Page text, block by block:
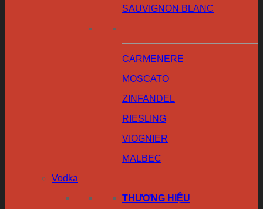
SAUVIGNON BLANC
CARMENERE
MOSCATO
ZINFANDEL
RIESLING
VIOGNIER
MALBEC
Vodka
THƯƠNG HIỆU